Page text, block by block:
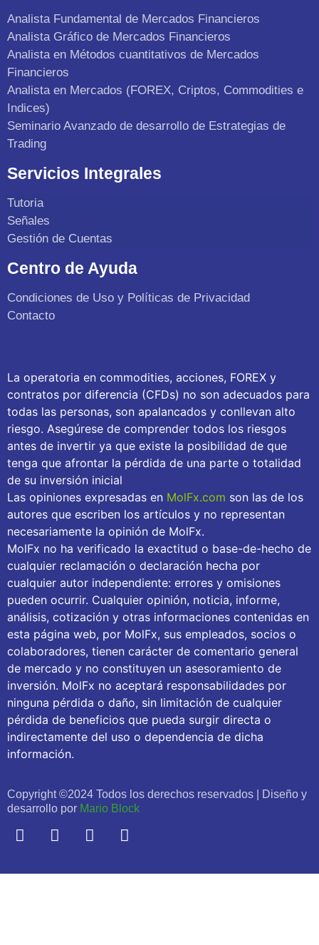
Analista Fundamental de Mercados Financieros
Analista Gráfico de Mercados Financieros
Analista en Métodos cuantitativos de Mercados
Financieros
Analista en Mercados (FOREX, Criptos, Commodities e
Indices)
Seminario Avanzado de desarrollo de Estrategias de
Trading
Servicios Integrales
Tutoria
Señales
Gestión de Cuentas
Centro de Ayuda
Condiciones de Uso y Políticas de Privacidad
Contacto
La operatoria en commodities, acciones, FOREX y
contratos por diferencia (CFDs) no son adecuados para
todas las personas, son apalancados y conllevan alto
riesgo. Asegúrese de comprender todos los riesgos
antes de invertir ya que existe la posibilidad de que
tenga que afrontar la pérdida de una parte o totalidad
de su inversión inicial
Las opiniones expresadas en MolFx.com son las de los
autores que escriben los artículos y no representan
necesariamente la opinión de MolFx.
MolFx no ha verificado la exactitud o base-de-hecho de
cualquier reclamación o declaración hecha por
cualquier autor independiente: errores y omisiones
pueden ocurrir. Cualquier opinión, noticia, informe,
análisis, cotización y otras informaciones contenidas en
esta página web, por MolFx, sus empleados, socios o
colaboradores, tienen carácter de comentario general
de mercado y no constituyen un asesoramiento de
inversión. MolFx no aceptará responsabilidades por
ninguna pérdida o daño, sin limitación de cualquier
pérdida de beneficios que pueda surgir directa o
indirectamente del uso o dependencia de dicha
información.
Copyright ©2024 Todos los derechos reservados | Diseño y
desarrollo por Mario Block